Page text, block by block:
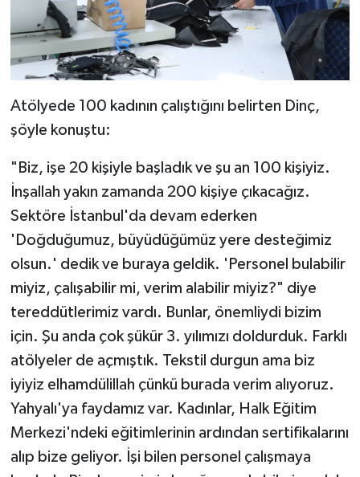
Atölyede 100 kadının çalıştığını belirten Dinç,
şöyle konuştu:
"Biz, işe 20 kişiyle başladık ve şu an 100 kişiyiz.
İnşallah yakın zamanda 200 kişiye çıkacağız.
Sektöre İstanbul'da devam ederken
'Doğduğumuz, büyüdüğümüz yere desteğimiz
olsun.' dedik ve buraya geldik. 'Personel bulabilir
miyiz, çalışabilir mi, verim alabilir miyiz?" diye
tereddütlerimiz vardı. Bunlar, önemliydi bizim
için. Şu anda çok şükür 3. yılımızı doldurduk. Farklı
atölyeler de açmıştık. Tekstil durgun ama biz
iyiyiz elhamdülillah çünkü burada verim alıyoruz.
Yahyalı'ya faydamız var. Kadınlar, Halk Eğitim
Merkezi'ndeki eğitimlerinin ardından sertifikalarını
alıp bize geliyor. İşi bilen personel çalışmaya